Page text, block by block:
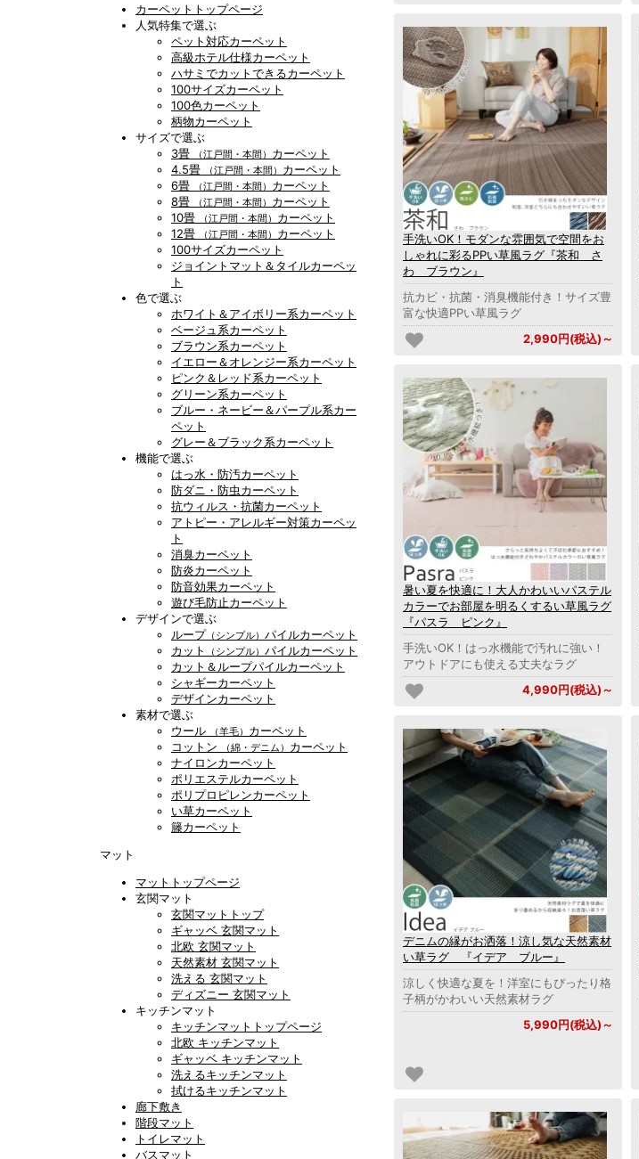
カーペットトップページ
人気特集で選ぶ
ペット対応カーペット
高級ホテル仕様カーペット
ハサミでカットできるカーペット
100サイズカーペット
100色カーペット
柄物カーペット
サイズで選ぶ
3畳
（江戸間・本間） カーペット
4.5畳
（江戸間・本間） カーペット
6畳
（江戸間・本間） カーペット
8畳
（江戸間・本間） カーペット
10畳
（江戸間・本間） カーペット
12畳
（江戸間・本間） カーペット
100サイズカーペット
ジョイントマット＆タイルカーペッ
ト
色で選ぶ
ホワイト＆アイボリー系カーペット
ベージュ系カーペット
ブラウン系カーペット
イエロー＆オレンジー系カーペット
ピンク＆レッド系カーペット
グリーン系カーペット
ブルー・ネービー＆パープル系カー
ペット
グレー＆ブラック系カーペット
機能で選ぶ
はっ水・防汚カーペット
防ダニ・防虫カーペット
抗ウィルス・抗菌カーペット
アトピー・アレルギー対策カーペッ
ト
消臭カーペット
防炎カーペット
防音効果カーペット
遊び毛防止カーペット
デザインで選ぶ
ループ （シンプル） パイルカーペット
カット
（シンプル） パイルカーペット
カット＆ループパイルカーペット
シャギーカーペット
デザインカーペット
素材で選ぶ
ウール
（羊毛） カーペット
コットン
（綿・デニム） カーペット
ナイロンカーペット
ポリエステルカーペット
ポリプロピレンカーペット
い草カーペット
籐カーペット
マット
マットトップページ
玄関マット
玄関マットトップ
ギャッベ 玄関マット
北欧 玄関マット
天然素材 玄関マット
洗える 玄関マット
ディズニー 玄関マット
キッチンマット
キッチンマットトップページ
北欧 キッチンマット
ギャッベ キッチンマット
洗えるキッチンマット
拭けるキッチンマット
廊下敷き
階段マット
トイレマット
バスマット
手洗いOK！モダンな雰囲気で空間をお
しゃれに彩るPPい草風ラグ『茶和 さ
わ ブラウン』
抗カビ・抗菌・消臭機能付き！サイズ豊
富な快適PPい草風ラグ
2,990円(税込)～
暑い夏を快適に！大人かわいいパステル
カラーでお部屋を明るくするい草風ラグ
『パスラ ピンク』
手洗いOK！はっ水機能で汚れに強い！
アウトドアにも使える丈夫なラグ
4,990円(税込)～
デニムの縁がお洒落！涼し気な天然素材
い草ラグ 『イデア ブルー』
涼しく快適な夏を！洋室にもぴったり格
子柄がかわいい天然素材ラグ
5,990円(税込)～